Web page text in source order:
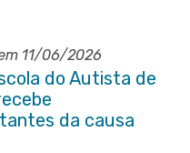
11/06/2026
do Autista de
da causa
Santa Catarina